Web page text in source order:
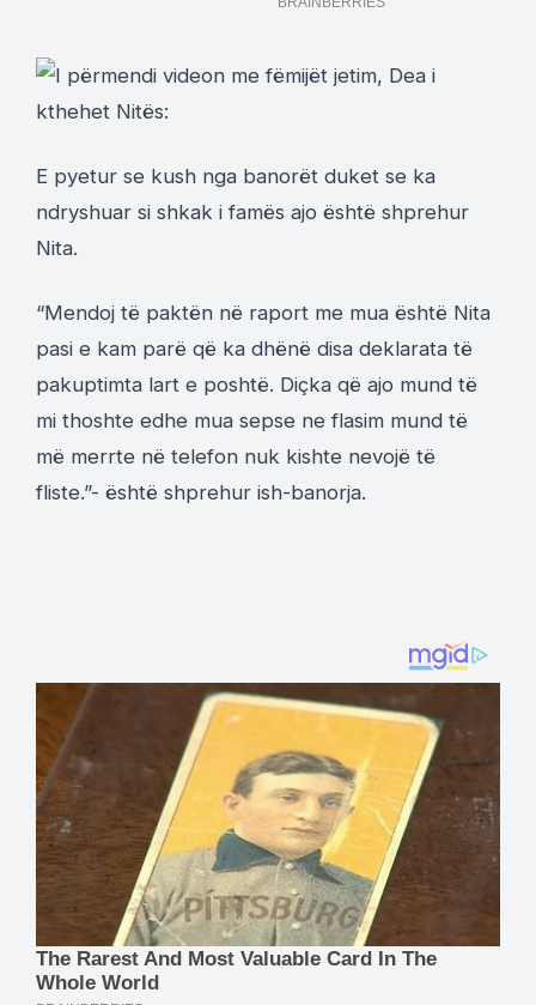
E pyetur se kush nga banorët duket se ka
ndryshuar si shkak i famës ajo është shprehur
Nita.
“Mendoj të paktën në raport me mua është Nita
pasi e kam parë që ka dhënë disa deklarata të
pakuptimta lart e poshtë. Diçka që ajo mund të
mi thoshte edhe mua sepse ne flasim mund të
më merrte në telefon nuk kishte nevojë të
fliste.”- është shprehur ish-banorja.